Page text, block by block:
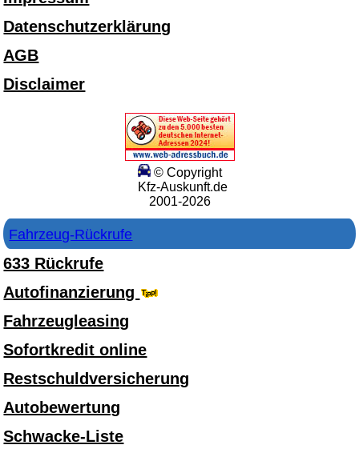
Datenschutzerklärung
AGB
Disclaimer
© Copyright
Kfz-Auskunft.de
2001-2026
Fahrzeug-Rückrufe
633 Rückrufe
Autofinanzierung
Fahrzeugleasing
Sofortkredit online
Restschuldversicherung
Autobewertung
Schwacke-Liste